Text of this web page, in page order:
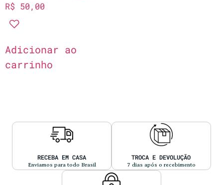
R$ 50,00
Adicionar ao
carrinho
RECEBA EM CASA
Enviamos para todo Brasil
TROCA E DEVOLUÇÃO
7 dias após o recebimento